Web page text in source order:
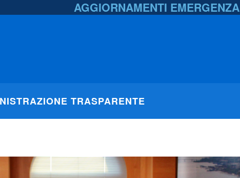
AGGIORNAMENTI EMERGENZA
TRASPARENTE